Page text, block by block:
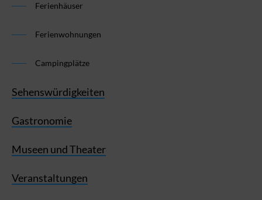
Ferienhäuser
Ferienwohnungen
Campingplätze
Sehenswürdigkeiten
Gastronomie
Museen und Theater
Veranstaltungen